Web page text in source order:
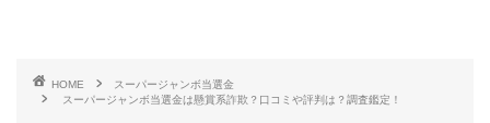
HOME
スーパージャンボ当選金
スーパージャンボ当選金は懸賞系詐欺？口コミや評判は？調査鑑定！